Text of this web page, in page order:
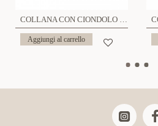
COLLANA CON CIONDOLO DI CUORE SMALTATO - SW24624A364
Aggiungi al carrello